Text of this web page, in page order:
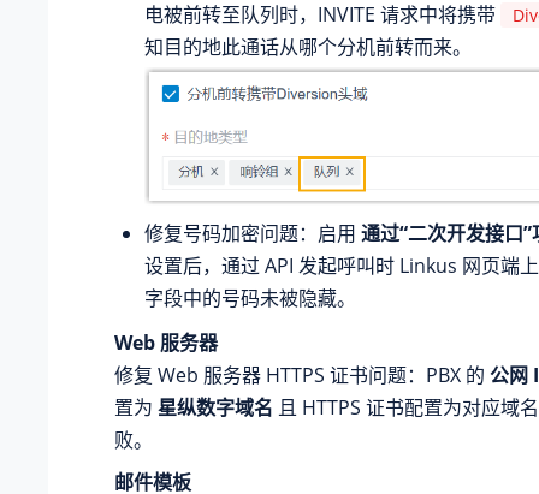
电被前转至队列时，INVITE 请求中将携带
知目的地此通话从哪个分机前转而来。
修复号码加密问题：启用 通过“二次开发接口
设置后，通过 API 发起呼叫时 Linkus 网页端
字段中的号码未被隐藏。
Web 服务器
修复 Web 服务器 HTTPS 证书问题：PBX 的 公网
置为 星纵数字域名 且 HTTPS 证书配置为对应域
败。
邮件模板